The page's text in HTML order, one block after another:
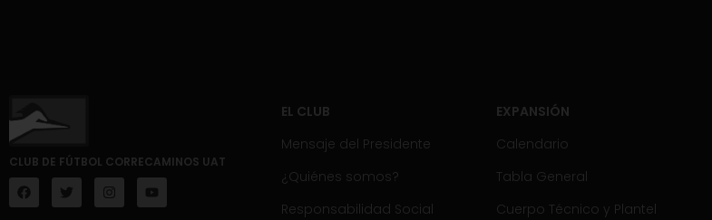
CLUB DE FÚTBOL CORRECAMINOS UAT
EL CLUB
Mensaje del Presidente
¿Quiénes somos?
Responsabilidad Social
EXPANSIÓN
Calendario
Tabla General
Cuerpo Técnico y Plantel